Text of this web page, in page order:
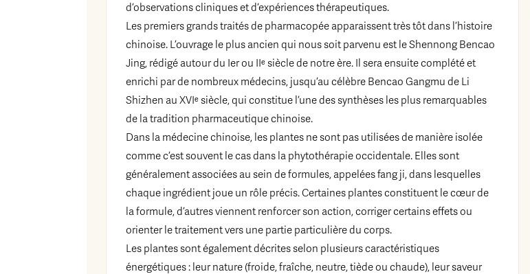
d’observations cliniques et d’expériences thérapeutiques.
Les premiers grands traités de pharmacopée apparaissent très tôt dans l’histoire
chinoise. L’ouvrage le plus ancien qui nous soit parvenu est le Shennong Bencao
Jing, rédigé autour du Ier ou IIᵉ siècle de notre ère. Il sera ensuite complété et
enrichi par de nombreux médecins, jusqu’au célèbre Bencao Gangmu de Li
Shizhen au XVIᵉ siècle, qui constitue l’une des synthèses les plus remarquables
de la tradition pharmaceutique chinoise.
Dans la médecine chinoise, les plantes ne sont pas utilisées de manière isolée
comme c’est souvent le cas dans la phytothérapie occidentale. Elles sont
généralement associées au sein de formules, appelées fang ji, dans lesquelles
chaque ingrédient joue un rôle précis. Certaines plantes constituent le cœur de
la formule, d’autres viennent renforcer son action, corriger certains effets ou
orienter le traitement vers une partie particulière du corps.
Les plantes sont également décrites selon plusieurs caractéristiques
énergétiques : leur nature (froide, fraîche, neutre, tiède ou chaude), leur saveur